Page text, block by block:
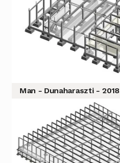
Man - Dunaharaszti - 2018